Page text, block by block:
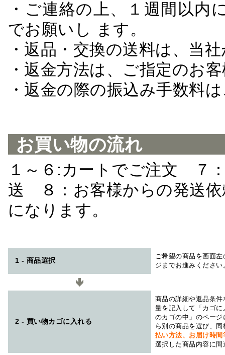
・ご連絡の上、１週間以
でお願いし ます。
・返品・交換の送料は、当
・返金方法は、ご指定のお
・返金の際の振込み手数料
お買い物の流れ
１～６:カートでご注文 ７
送 ８：お客様からの発送
になります。
1 - 商品選択
ご希望の商品を画面
ジまでお進みください
2 - 買い物カゴに入れる
商品の詳細や返品条
量を記入して「カゴ
のカゴの中」のペー
ら別の商品を選び、
払い方法、お届け時
選択した商品内容に